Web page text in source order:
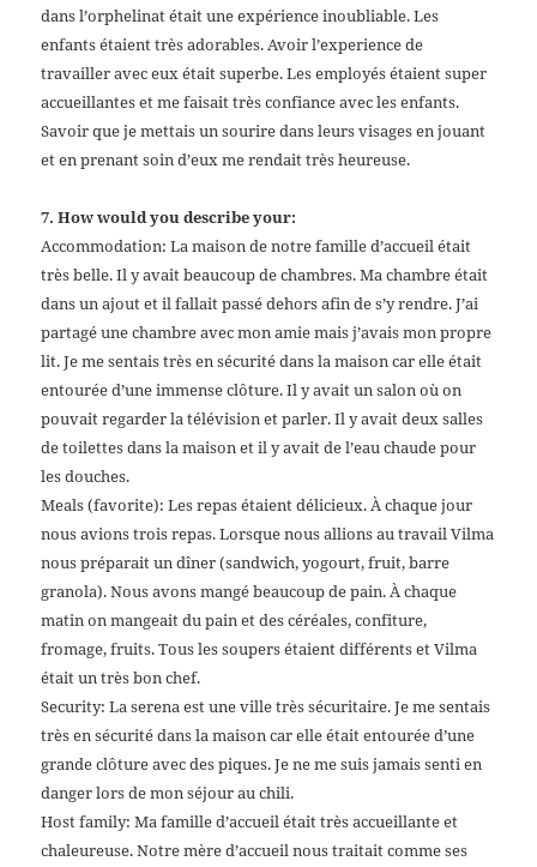
dans l’orphelinat était une expérience inoubliable. Les
enfants étaient très adorables. Avoir l’experience de
travailler avec eux était superbe. Les employés étaient super
accueillantes et me faisait très confiance avec les enfants.
Savoir que je mettais un sourire dans leurs visages en jouant
et en prenant soin d’eux me rendait très heureuse.
7. How would you describe your:
Accommodation: La maison de notre famille d’accueil était
très belle. Il y avait beaucoup de chambres. Ma chambre était
dans un ajout et il fallait passé dehors afin de s’y rendre. J’ai
partagé une chambre avec mon amie mais j’avais mon propre
lit. Je me sentais très en sécurité dans la maison car elle était
entourée d’une immense clôture. Il y avait un salon où on
pouvait regarder la télévision et parler. Il y avait deux salles
de toilettes dans la maison et il y avait de l’eau chaude pour
les douches.
Meals (favorite): Les repas étaient délicieux. À chaque jour
nous avions trois repas. Lorsque nous allions au travail Vilma
nous préparait un dîner (sandwich, yogourt, fruit, barre
granola). Nous avons mangé beaucoup de pain. À chaque
matin on mangeait du pain et des céréales, confiture,
fromage, fruits. Tous les soupers étaient différents et Vilma
était un très bon chef.
Security: La serena est une ville très sécuritaire. Je me sentais
très en sécurité dans la maison car elle était entourée d’une
grande clôture avec des piques. Je ne me suis jamais senti en
danger lors de mon séjour au chili.
Host family: Ma famille d’accueil était très accueillante et
chaleureuse. Notre mère d’accueil nous traitait comme ses